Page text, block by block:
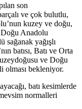
son
ve çok bulutlu,
kuzey ve doğu,
Anadolu
sağanak yağışlı
batısı, Batı ve Orta
ve Doğu
olması bekleniyor.
batı kesimlerde
normalleri